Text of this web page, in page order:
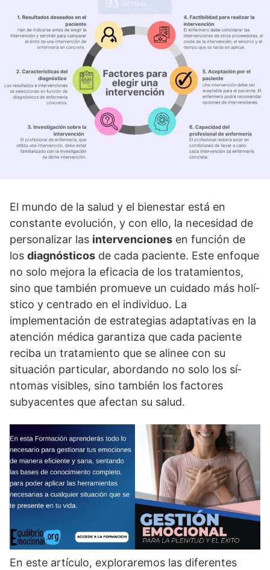
El mundo de la salud y el bienestar está en
constante evolución, y con ello, la necesidad de
personalizar las intervenciones en función de
los diagnósticos de cada paciente. Este enfoque
no solo mejora la eficacia de los tratamientos,
sino que también promueve un cuidado más holí­
stico y centrado en el individuo. La
implementación de estrategias adaptativas en la
atención médica garantiza que cada paciente
reciba un tratamiento que se alinee con su
situación particular, abordando no solo los sí­
ntomas visibles, sino también los factores
subyacentes que afectan su salud.
En este artí­culo, exploraremos las diferentes